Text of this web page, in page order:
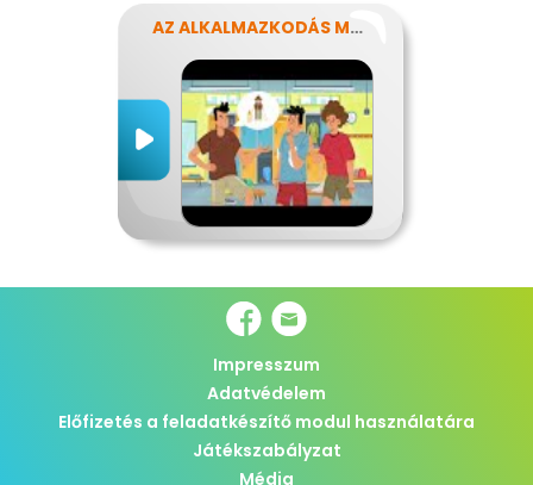
AZ ALKALMAZKODÁS MŰVÉSZETE
Impresszum
Adatvédelem
Előfizetés a feladatkészítő modul használatára
Játékszabályzat
Média